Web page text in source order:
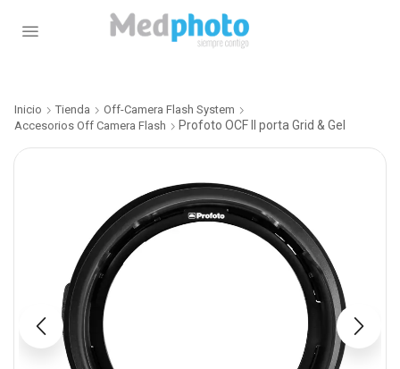
Inicio Tienda
Off-Camera Flash System
Accesorios Off Camera Flash
Profoto OCF II porta Grid & Gel